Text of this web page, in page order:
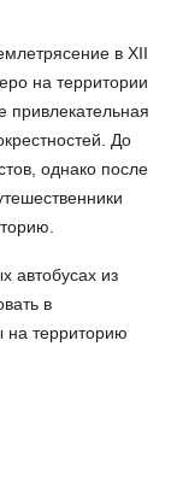
в XII
на территории
привлекательная
До
однако после
автобусах из
в
на территорию